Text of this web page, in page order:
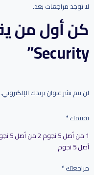
لا توجد مراجعات بعد.
Security”
لن يتم نشر عنوان بريدك الإلكتروني.
تقييمك*
1 من أصل 5 نجوم
2 من أصل 5 نجوم
أصل 5 نجوم
مراجعتك*